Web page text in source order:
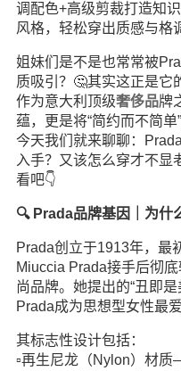
调配色+高级剪裁打造知
风格，轻松穿出质感与格
姐妹们是不是也常常被
质吸引？🤔其实这正是它
作为意大利顶级奢侈品牌
蕴，更是将“简约而不简单
今天我们就来聊聊：
入手？又该怎么穿才不显
看吧👇
🔍 Prada品牌基因｜为什
Prada创立于1913年，最
Miuccia Prada接手后彻
尚品牌。她提出的“丑即
Prada成为思想型女性最爱
其标志性设计包括：
▫️再生尼龙（Nylon）材